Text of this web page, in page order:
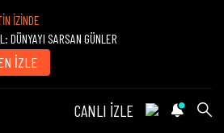
İZİNDE
DÜNYAYI SARSAN GÜNLER
İZLE
CANLI İZLE